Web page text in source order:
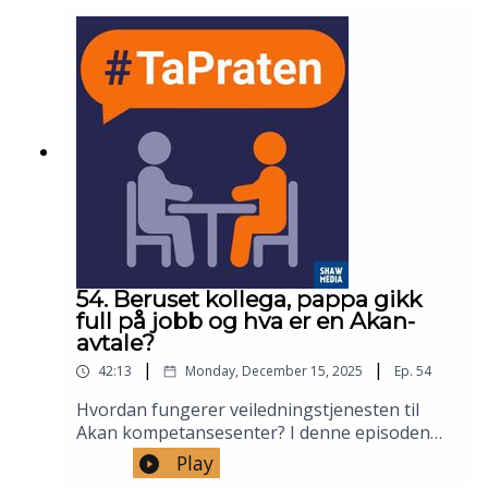
☎️ KONTAKT OSS FOR VEILEDNING:
Telefon:22 40 28 00
Mail:
💬 FØLG OSS I SOSIALE MEDIER:
Akan på Facebook
Akan på Instagram
🌐 NETTSIDEN VÅR:
www.akan.no
🎬 PRODUKSJON:
mindre robuste? Og hvem sin feil er det i så
fall?
54. Beruset kollega, pappa gikk
full på jobb og hva er en Akan-
avtale?
42:13 | Monday, December 15, 2025 | Ep. 54
Hvordan fungerer veiledningstjenesten til
Akan kompetansesenter? I denne episoden
møter du to av rådgiverne våre som til daglig
svarer på spørsmål som kommer inn på
Play